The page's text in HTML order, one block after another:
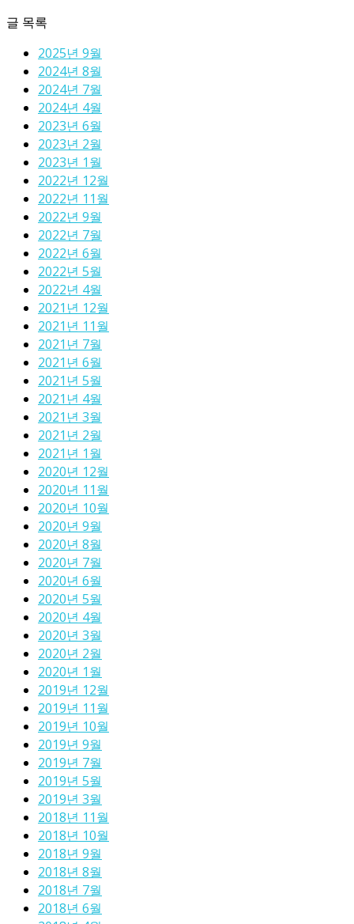
글 목록
2025년 9월
2024년 8월
2024년 7월
2024년 4월
2023년 6월
2023년 2월
2023년 1월
2022년 12월
2022년 11월
2022년 9월
2022년 7월
2022년 6월
2022년 5월
2022년 4월
2021년 12월
2021년 11월
2021년 7월
2021년 6월
2021년 5월
2021년 4월
2021년 3월
2021년 2월
2021년 1월
2020년 12월
2020년 11월
2020년 10월
2020년 9월
2020년 8월
2020년 7월
2020년 6월
2020년 5월
2020년 4월
2020년 3월
2020년 2월
2020년 1월
2019년 12월
2019년 11월
2019년 10월
2019년 9월
2019년 7월
2019년 5월
2019년 3월
2018년 11월
2018년 10월
2018년 9월
2018년 8월
2018년 7월
2018년 6월